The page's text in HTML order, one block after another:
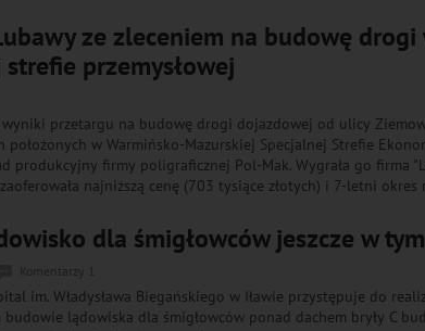
ze zleceniem na budowę drogi
strefie przemysłowej
wyniki przetargu na budowę drogi dojazdowej od ulicy
położonych w Warmińsko-Mazurskiej Specjalnej Strefie
produkcyjny firmy poligraficznej Pol-Mak. Wygrała go firma
najniższą cenę (703 tysiące złotych) i 7-letni okres
dla śmigłowców jeszcze w
im. Władysława Biegańskiego w Iławie przystępuje do
lądowiska dla śmigłowców ponad dachem bryły C